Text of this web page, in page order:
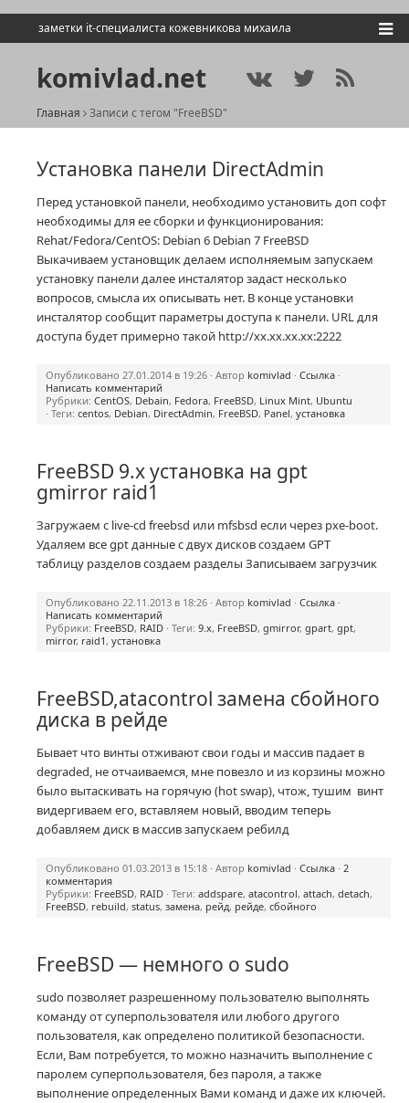
заметки it-специалиста кожевникова михаила
komivlad.net
Главная Записи с тегом "FreeBSD"
Установка панели DirectAdmin
Перед установкой панели, необходимо установить доп софт
необходимы для ее сборки и функционирования:
Rehat/Fedora/CentOS: Debian 6 Debian 7 FreeBSD
Выкачиваем установщик делаем исполняемым запускаем
установку панели далее инсталятор задаст несколько
вопросов, смысла их описывать нет. В конце установки
инсталятор сообщит параметры доступа к панели. URL для
доступа будет примерно такой http://xx.xx.xx.xx:2222
Опубликовано 27.01.2014 в 19:26 · Автор komivlad · Ссылка ·
Написать комментарий
Рубрики: CentOS, Debain, Fedora, FreeBSD, Linux Mint, Ubuntu
· Теги: centos, Debian, DirectAdmin, FreeBSD, Panel, установка
FreeBSD 9.x установка на gpt
gmirror raid1
Загружаем с live-cd freebsd или mfsbsd если через pxe-boot.
Удаляем все gpt данные с двух дисков cоздаем GPT
таблицу разделов создаем разделы Записываем загрузчик
Опубликовано 22.11.2013 в 18:26 · Автор komivlad · Ссылка ·
Написать комментарий
Рубрики: FreeBSD, RAID · Теги: 9.x, FreeBSD, gmirror, gpart, gpt,
mirror, raid1, установка
FreeBSD,atacontrol замена сбойного
диска в рейде
Бывает что винты отживают свои годы и массив падает в
degraded, не отчаиваемся, мне повезло и из корзины можно
было вытаскивать на горячую (hot swap), чтож, тушим винт
видергиваем его, вставляем новый, вводим теперь
добавляем диск в массив запускаем ребилд
Опубликовано 01.03.2013 в 15:18 · Автор komivlad · Ссылка · 2
комментария
Рубрики: FreeBSD, RAID · Теги: addspare, atacontrol, attach, detach,
FreeBSD, rebuild, status, замена, рейд, рейде, сбойного
FreeBSD — немного о sudo
sudo позволяет разрешенному пользователю выполнять
команду от суперпользователя или любого другого
пользователя, как определено политикой безопасности.
Если, Вам потребуется, то можно назначить выполнение с
паролем суперпользователя, без пароля, а также
выполнение определенных Вами команд и даже их ключей.